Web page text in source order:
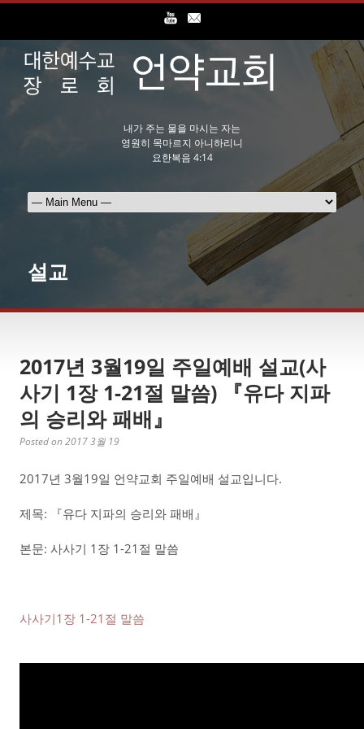
내가 주는 물을 마시는 자는
영원히 목마르지 아니하리니
요한복음 4:14
설교
2017년 3월19일 주일예배 설교(사
사기 1장 1-21절 말씀) 『유다 지파
의 승리와 패배』
Posted on 2017 3월 19
2017년 3월19일 언약교회 주일예배 설교입니다.
제목: 『유다 지파의 승리와 패배』
본문: 사사기 1장 1-21절 말씀
사사기1장 1-21절 말씀